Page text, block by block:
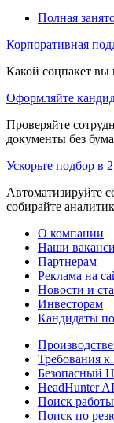
Полная
Корпоративная
Какой соцпакет вы
Оформляйте
Проверяйте
документы без
Ускорьте подбор в
Автоматизируйте
собирайте
О компании
Наши
Партнерам
Реклама на
Новости и
Инвесторам
Кандидаты
Требования
Безопасный
HeadHunter
Поиск работы
Поиск по